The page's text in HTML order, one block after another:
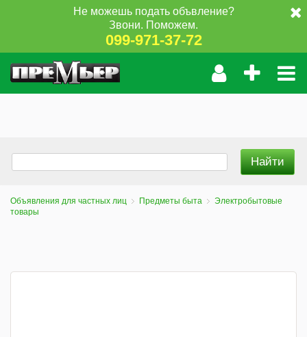
Не можешь подать объвление?
Звони. Поможем.
099-971-37-72
Объявления для частных лиц Предметы быта
Электробытовые
товары